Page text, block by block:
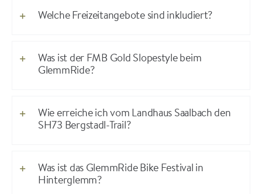
Welche Freizeitangebote sind inkludiert?
Was ist der FMB Gold Slopestyle beim
GlemmRide?
Wie erreiche ich vom Landhaus Saalbach den
SH73 Bergstadl-Trail?
Was ist das GlemmRide Bike Festival in
Hinterglemm?